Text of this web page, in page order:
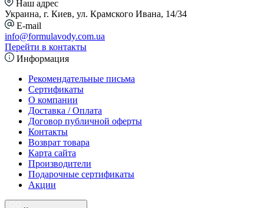
Наш адрес
Украина, г. Киев, ул. Крамского Ивана, 14/34
E-mail
info@formulavody.com.ua
Перейти в контакты
Информация
Рекомендательные письма
Сертификаты
О компании
Доставка / Оплата
Договор публичной оферты
Контакты
Возврат товара
Карта сайта
Производители
Подарочные сертификаты
Акции